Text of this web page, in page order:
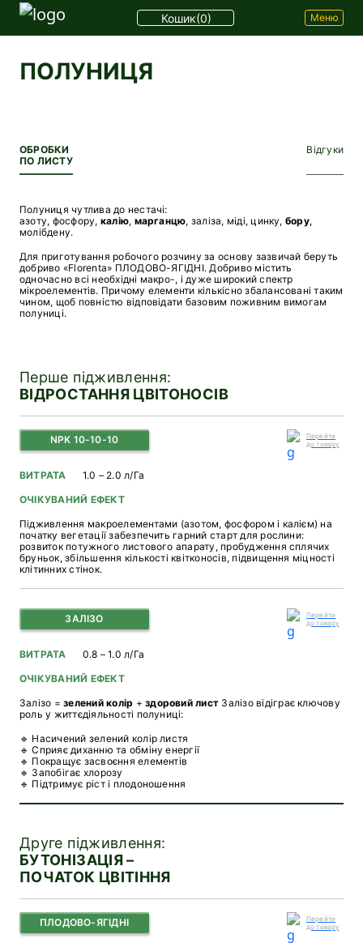
Кошик(0) Меню
ПОЛУНИЦЯ
ОБРОБКИ
ПО ЛИСТУ
Відгуки
Полуниця чутлива до нестачі:
азоту, фосфору, калію, марганцю, заліза, міді, цинку, бору,
молібдену.
Для приготування робочого розчину за основу зазвичай беруть
добриво «Florenta» ПЛОДОВО-ЯГІДНІ. Добриво містить
одночасно всі необхідні макро-, і дуже широкий спектр
мікроелементів. Причому елементи кількісно збалансовані таким
чином, щоб повністю відповідати базовим поживним вимогам
полуниці.
Перше підживлення:
ВІДРОСТАННЯ ЦВІТОНОСІВ
NPK 10-10-10
Перейти
до товару
ВИТРАТА
1.0 – 2.0 л/Га
ОЧІКУВАНИЙ ЕФЕКТ
Підживлення макроелементами (азотом, фосфором і калієм) на
початку вегетації забезпечить гарний старт для рослини:
розвиток потужного листового апарату, пробудження сплячих
бруньок, збільшення кількості квітконосів, підвищення міцності
клітинних стінок.
ЗАЛІЗО
Перейти
до товару
ВИТРАТА
0.8 – 1.0 л/Га
ОЧІКУВАНИЙ ЕФЕКТ
Залізо =зелений колір +здоровий лист Залізо відіграє ключову
роль у життєдіяльності полуниці:
🔹 Насичений зелений колір листя
🔹 Сприяє диханню та обміну енергії
🔹 Покращує засвоєння елементів
🔹 Запобігає хлорозу
🔹 Підтримує ріст і плодоношення
Друге підживлення:
БУТОНІЗАЦІЯ –
ПОЧАТОК ЦВІТІННЯ
ПЛОДОВО-ЯГІДНІ
Перейти
до товару